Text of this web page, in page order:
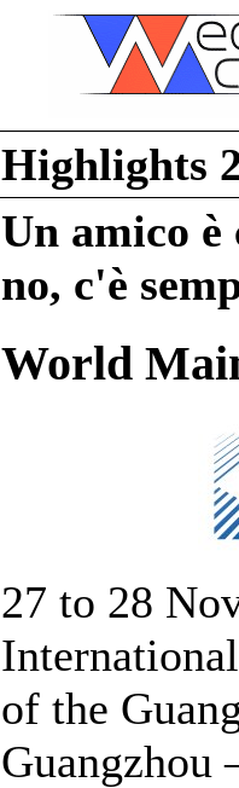
Highlights
Un amico è
no, c'è
World
27 to 28
of the
Guangzhou